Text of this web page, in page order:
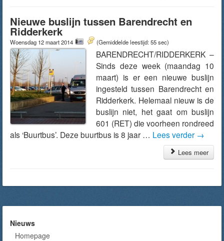
Nieuwe buslijn tussen Barendrecht en
Ridderkerk
Woensdag 12 maart 2014 (Gemiddelde leestijd: 55 sec)
BARENDRECHT/RIDDERKERK –
Sinds deze week (maandag 10
maart) is er een nieuwe buslijn
ingesteld tussen Barendrecht en
Ridderkerk. Helemaal nieuw is de
buslijn niet, het gaat om buslijn
601 (RET) die voorheen rondreed
als ‘Buurtbus’. Deze buurtbus is 8 jaar … Lees verder →
Lees meer
Nieuws
Homepage